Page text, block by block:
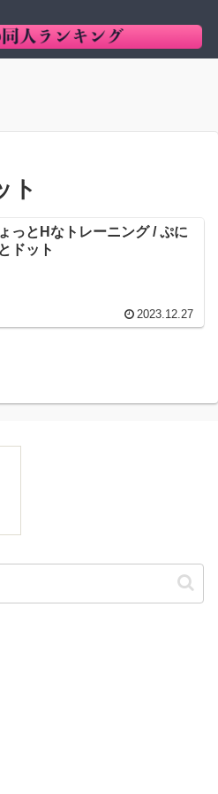
ト
っとHなトレーニング / ぷに
ドット
2023.12.27